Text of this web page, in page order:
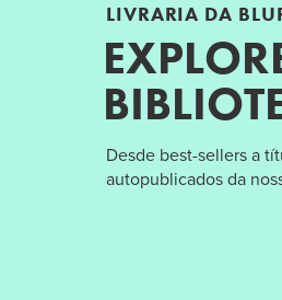
LIVRARIA DA
Desde best-sellers a
autopublicados da